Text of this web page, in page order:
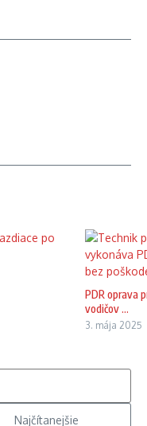
PDR oprava
vodičov ...
3. mája 2025
Najčítanejšie